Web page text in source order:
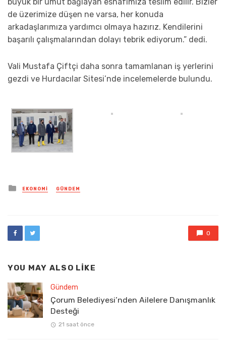
de üzerimize düşen ne varsa, her konuda
arkadaşlarımıza yardımcı olmaya hazırız. Kendilerini
başarılı çalışmalarından dolayı tebrik ediyorum.” dedi.
Vali Mustafa Çiftçi daha sonra tamamlanan iş yerlerini
gezdi ve Hurdacılar Sitesi’nde incelemelerde bulundu.
Posted
in
EKONOMI GÜNDEM
0
YOU MAY ALSO LIKE
Gündem
Çorum Belediyesi’nden Ailelere Danışmanlık
Desteği
21 saat önce